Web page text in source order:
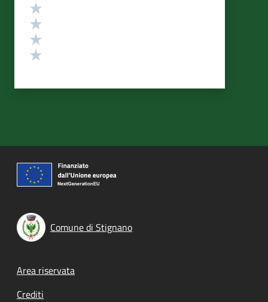
Comune di Stignano
Footer menu
Area riservata
Crediti